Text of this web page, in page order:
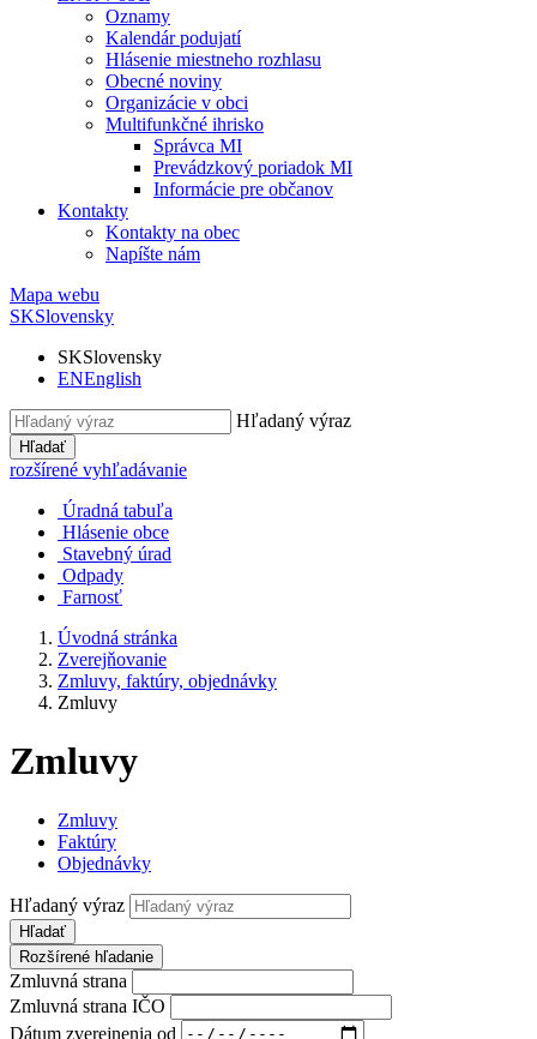
Oznamy
Kalendár podujatí
Hlásenie miestneho rozhlasu
Obecné noviny
Organizácie v obci
Multifunkčné ihrisko
Správca MI
Prevádzkový poriadok MI
Informácie pre občanov
Kontakty
Kontakty na obec
Napíšte nám
Mapa webu
SKSlovensky
SKSlovensky
ENEnglish
Hľadaný výraz
Hľadať
rozšírené vyhľadávanie
Úradná tabuľa
Hlásenie obce
Stavebný úrad
Odpady
Farnosť
Úvodná stránka
Zverejňovanie
Zmluvy, faktúry, objednávky
Zmluvy
Zmluvy
Zmluvy
Faktúry
Objednávky
Hľadaný výraz
Hľadať
Rozšírené hľadanie
Zmluvná strana
Zmluvná strana IČO
Dátum zverejnenia od